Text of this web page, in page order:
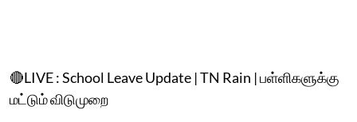
🔴LIVE : School Leave Update | TN Rain | பள்ளிகளுக்கு
மட்டும் விடுமுறை